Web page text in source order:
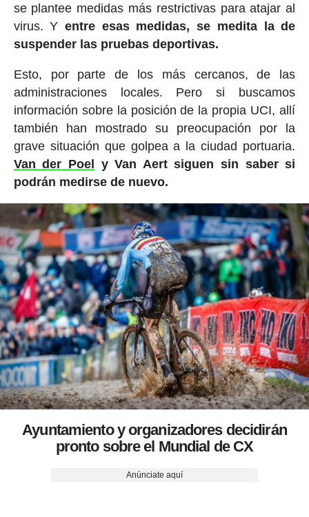
se plantee medidas más restrictivas para atajar al
virus. Yentre esas medidas, se medita la de
suspender las pruebas deportivas.
Esto, por parte de los más cercanos, de las
administraciones locales. Pero si buscamos
información sobre la posición de la propia UCI, allí
también han mostrado su preocupación por la
grave situación que golpea a la ciudad portuaria.
Van der Poel y Van Aert siguen sin saber si
podrán medirse de nuevo.
Ayuntamiento y organizadores decidirán
pronto sobre el Mundial de CX
Anúnciate aquí